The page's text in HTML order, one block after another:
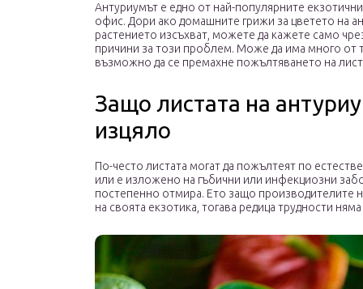
Антуриумът е едно от най-популярните
офис. Дори ако домашните грижи за цветето на
растението изсъхват, можете да кажете само
причини за този проблем. Може да има много от
възможно да се премахне пожълтяването на
Защо листата на
изцяло
По-често листата могат да пожълтеят по
или е изложено на гъбични или инфекциозни
постепенно отмира. Ето защо производителите
на своята екзотика, тогава редица трудности